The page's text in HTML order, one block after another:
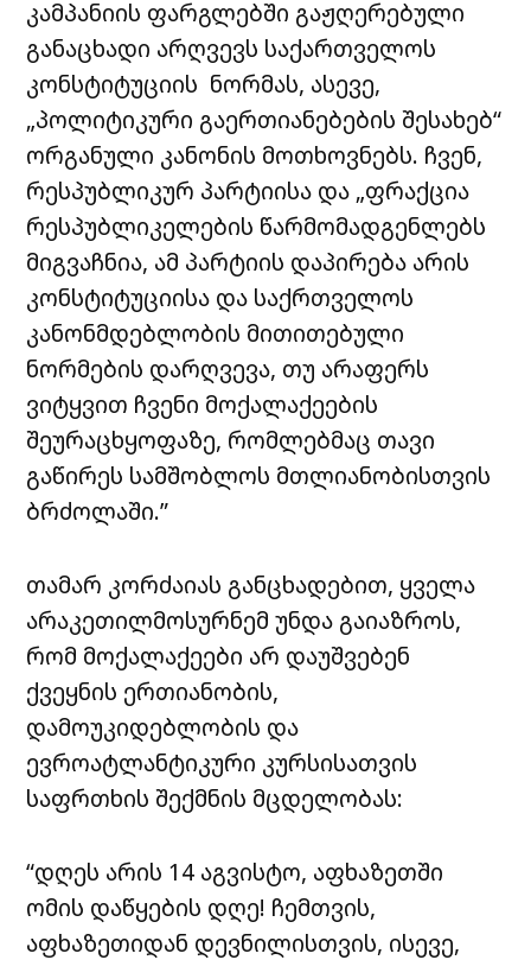
კამპანიის ფარგლებში გაჟღერებული
განაცხადი არღვევს საქართველოს
კონსტიტუციის ნორმას, ასევე,
„პოლიტიკური გაერთიანებების შესახებ“
ორგანული კანონის მოთხოვნებს. ჩვენ,
რესპუბლიკურ პარტიისა და „ფრაქცია
რესპუბლიკელების წარმომადგენლებს
მიგვაჩნია, ამ პარტიის დაპირება არის
კონსტიტუციისა და საქრთველოს
კანონმდებლობის მითითებული
ნორმების დარღვევა, თუ არაფერს
ვიტყვით ჩვენი მოქალაქეების
შეურაცხყოფაზე, რომლებმაც თავი
გაწირეს სამშობლოს მთლიანობისთვის
ბრძოლაში.”
თამარ კორძაიას განცხადებით, ყველა
არაკეთილმოსურნემ უნდა გაიაზროს,
რომ მოქალაქეები არ დაუშვებენ
ქვეყნის ერთიანობის,
დამოუკიდებლობის და
ევროატლანტიკური კურსისათვის
საფრთხის შექმნის მცდელობას:
“დღეს არის 14 აგვისტო, აფხაზეთში
ომის დაწყების დღე! ჩემთვის,
აფხაზეთიდან დევნილისთვის, ისევე,